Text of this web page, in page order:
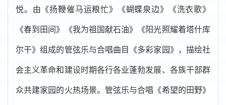
悦。由《扬鞭催马运粮忙》《蝴蝶泉边》《洗衣歌》
《春到田间》《我为祖国献石油》《阳光照耀着塔什库
尔干》组成的管弦乐与合唱曲目《多彩家园》，描绘社
会主义革命和建设时期各行各业蓬勃发展、各族干部群
众共建家园的火热场景。管弦乐与合唱《希望的田野》